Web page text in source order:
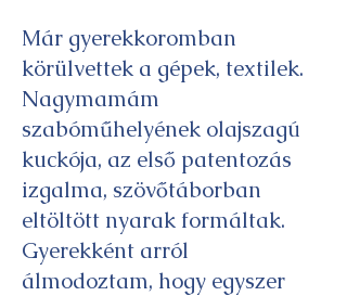
Már gyerekkoromban
körülvettek a gépek, textilek.
Nagymamám
szabóműhelyének olajszagú
kuckója, az első patentozás
izgalma, szövőtáborban
eltöltött nyarak formáltak.
Gyerekként arról
álmodoztam, hogy egyszer